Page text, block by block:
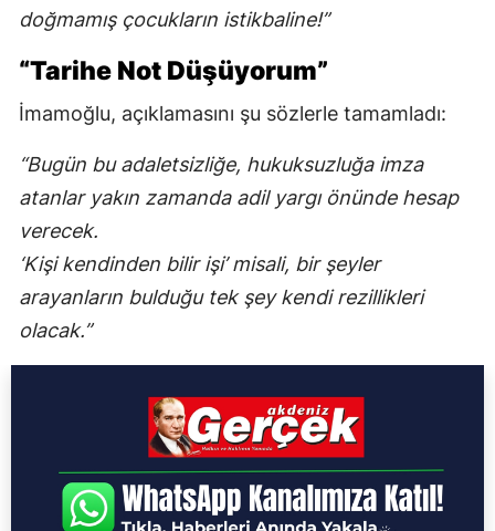
doğmamış çocukların istikbaline!”
“Tarihe Not Düşüyorum”
İmamoğlu, açıklamasını şu sözlerle tamamladı:
“Bugün bu adaletsizliğe, hukuksuzluğa imza
atanlar yakın zamanda adil yargı önünde hesap
verecek.
‘Kişi kendinden bilir işi’ misali, bir şeyler
arayanların bulduğu tek şey kendi rezillikleri
olacak.”